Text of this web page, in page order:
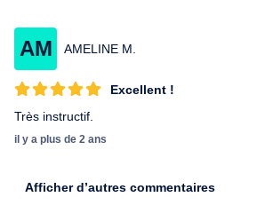
AM AMELINE M.
Excellent !
Très instructif.
il y a plus de 2 ans
Afficher d’autres commentaires